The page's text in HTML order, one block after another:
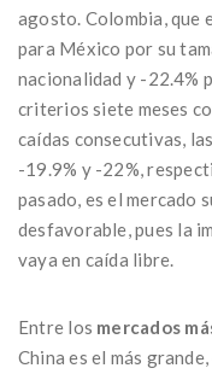
agosto. Colombia, que
para México por su
nacionalidad y -22.4%
criterios siete meses
caídas consecutivas,
-19.9% y -22%,
pasado, es el mercado
desfavorable, pues la
vaya en caída libre.
Entre los mercados
China es el más